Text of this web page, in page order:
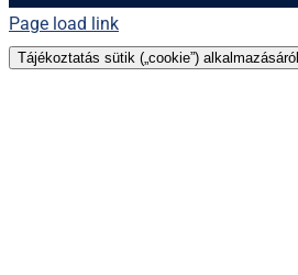
Page load link
Tájékoztatás sütik („cookie”) alkalmazásáról